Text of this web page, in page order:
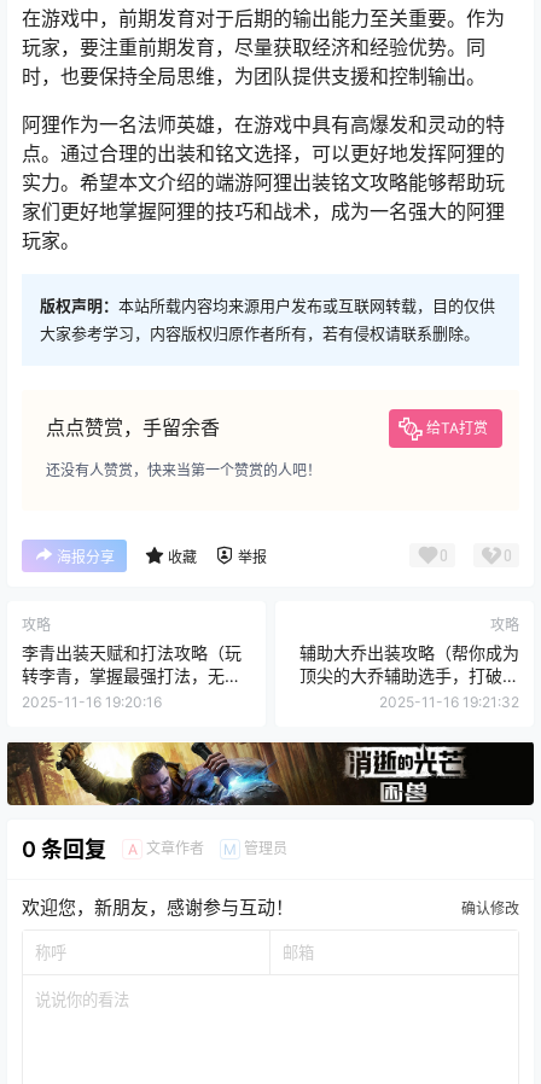
在游戏中，前期发育对于后期的输出能力至关重要。作为
玩家，要注重前期发育，尽量获取经济和经验优势。同
时，也要保持全局思维，为团队提供支援和控制输出。
阿狸作为一名法师英雄，在游戏中具有高爆发和灵动的特
点。通过合理的出装和铭文选择，可以更好地发挥阿狸的
实力。希望本文介绍的端游阿狸出装铭文攻略能够帮助玩
家们更好地掌握阿狸的技巧和战术，成为一名强大的阿狸
玩家。
版权声明： 本站所载内容均来源用户发布或互联网转载，目的仅供
大家参考学习，内容版权归原作者所有，若有侵权请联系删除。
点点赞赏，手留余香 给TA打赏
还没有人赞赏，快来当第一个赞赏的人吧！
海报分享 收藏 举报 0 0
攻略
李青出装天赋和打法攻略（玩
转李青，掌握最强打法，无敌
杀神尽在掌握）
2025-11-16 19:20:16
攻略
辅助大乔出装攻略（帮你成为
顶尖的大乔辅助选手，打破天
花板！）
2025-11-16 19:21:32
0 条回复 A 文章作者 M 管理员
欢迎您，新朋友，感谢参与互动！ 确认修改